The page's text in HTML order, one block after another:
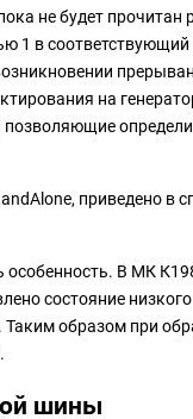
не будет прочитан
1 в
на
позволяющие
приведено в
В МК
состояние
Таким образом при
шины